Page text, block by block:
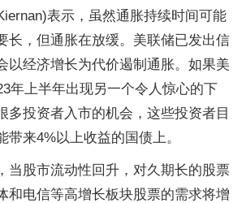
表示，虽然通胀持续时间可能
长，但通胀在放缓。美联储已发出信
以经济增长为代价遏制通胀。如果美
年上半年出现另一个令人惊心的下
多投资者入市的机会，这些投资者目
带来4%以上收益的国债上。
当股市流动性回升，对久期长的股票
和电信等高增长板块股票的需求将增